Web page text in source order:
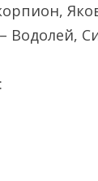
Водолей,